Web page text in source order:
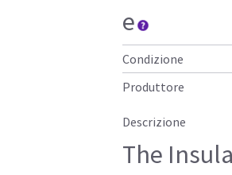
e
Condizione
Produttore
Descrizione
The